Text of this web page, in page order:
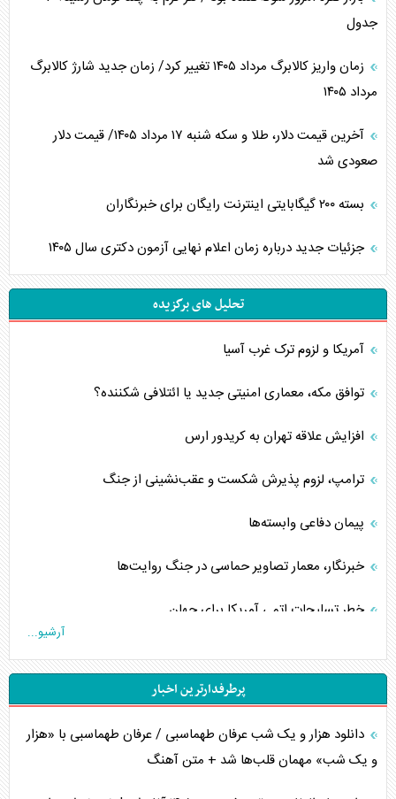
جدول
زمان واریز کالابرگ مرداد ۱۴۰۵ تغییر کرد/ زمان جدید شارژ کالابرگ
مرداد ۱۴۰۵
آخرین قیمت دلار، طلا و سکه شنبه ۱۷ مرداد ۱۴۰۵/ قیمت دلار
صعودی شد
بسته ۲۰۰ گیگابایتی اینترنت رایگان برای خبرنگاران
جزئیات جدید درباره زمان اعلام نهایی آزمون دکتری سال ۱۴۰۵
تحلیل های برگزیده
آمریکا و لزوم ترک غرب آسیا
توافق مکه، معماری امنیتی جدید یا ائتلافی شکننده؟
افزایش علاقه تهران به کریدور ارس
ترامپ، لزوم پذیرش شکست و عقب‌نشینی از جنگ
پیمان دفاعی‌ وابسته‌ها
خبرنگار، معمار تصاویر حماسی در جنگ روایت‌ها
خطر تسلیحات اتمی آمریکا برای جهان
چگونه عربستان برابر ایران دچار خطای محاسباتی شد؟
جاده ابریشم فضایی/ نفوذ راهبردی و فرازمینی چین
انصارالله و تثبیت معادله «محاصره برابر محاصره»
آرشیو...
پرطرفدارترین اخبار
دانلود هزار و یک شب عرفان طهماسبی / عرفان طهماسبی با «هزار
و یک شب» مهمان قلب‌ها شد + متن آهنگ